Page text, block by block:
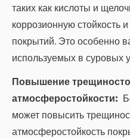
таких как кислоты и
коррозионную стойкость
покрытий. Это особенно
используемых в суровых
Повышение
атмосферостойкости:
может повысить
атмосферостойкость